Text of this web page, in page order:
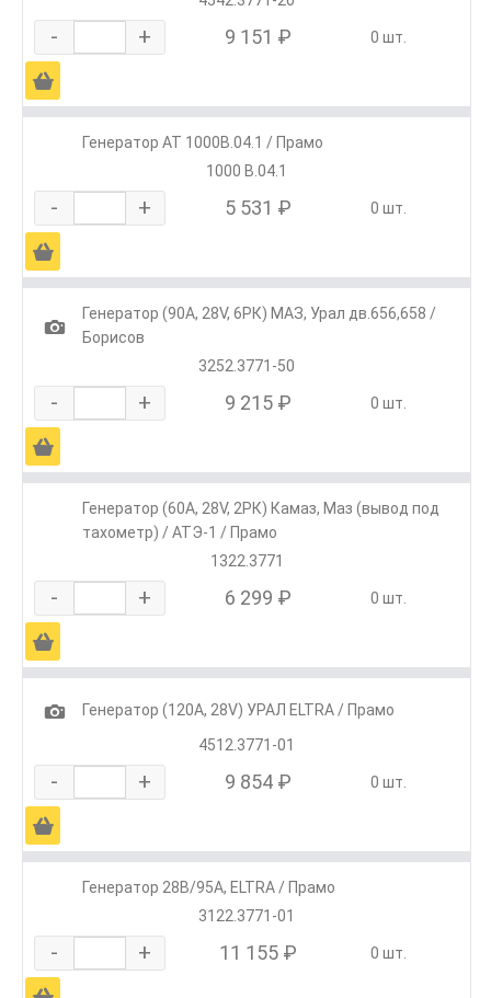
- + 9 151 ₽ 0 шт.
Ä
Генератор АТ 1000В.04.1 / Прамо
1000 В.04.1
- + 5 531 ₽ 0 шт.
Ä
1
Генератор (90А, 28V, 6РК) МАЗ, Урал дв.656,658 /
Борисов
3252.3771-50
- + 9 215 ₽ 0 шт.
Ä
Генератор (60А, 28V, 2РК) Камаз, Маз (вывод под
тахометр) / АТЭ-1 / Прамо
1322.3771
- + 6 299 ₽ 0 шт.
Ä
1
Генератор (120А, 28V) УРАЛ ELTRA / Прамо
4512.3771-01
- + 9 854 ₽ 0 шт.
Ä
Генератор 28В/95А, ELTRA / Прамо
3122.3771-01
- + 11 155 ₽ 0 шт.